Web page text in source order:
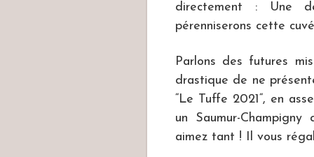
directement : Une
pérenniserons cette
Parlons des futures
drastique de ne
“Le Tuffe 2021“, en
un Saumur-
aimez tant ! Il vous